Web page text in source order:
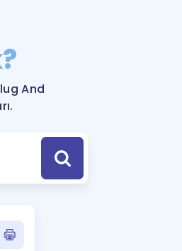
Hesaplama Aracı
Hazırlananlar için Öneriler
Tek Takvimde
Sınavlarla İlgili Haberler
Hoca ile seni sınava
And